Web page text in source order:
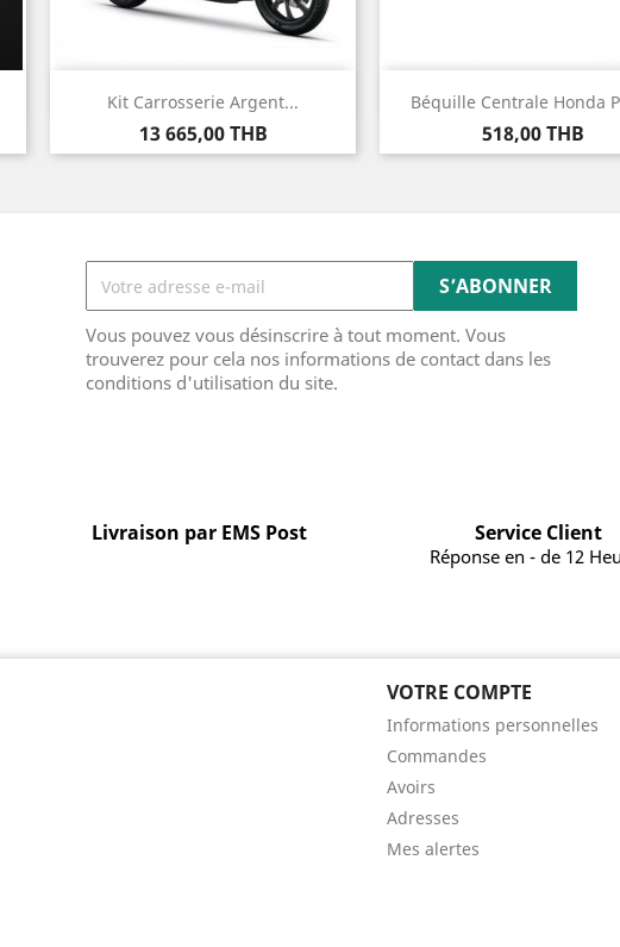
Kit Carrosserie Argent...
Prix
13 665,00 THB
Aperçu rapide Béquille Centrale Honda
Prix
518,00 THB
 Aperçu rapide
Vous pouvez vous désinscrire à tout moment. Vous
trouverez pour cela nos informations de contact dans les
conditions d'utilisation du site.
Livraison par EMS Post Service Client
Réponse en - de 12
VOTRE COMPTE
Informations personnelles
Commandes
Avoirs
Adresses
Mes alertes